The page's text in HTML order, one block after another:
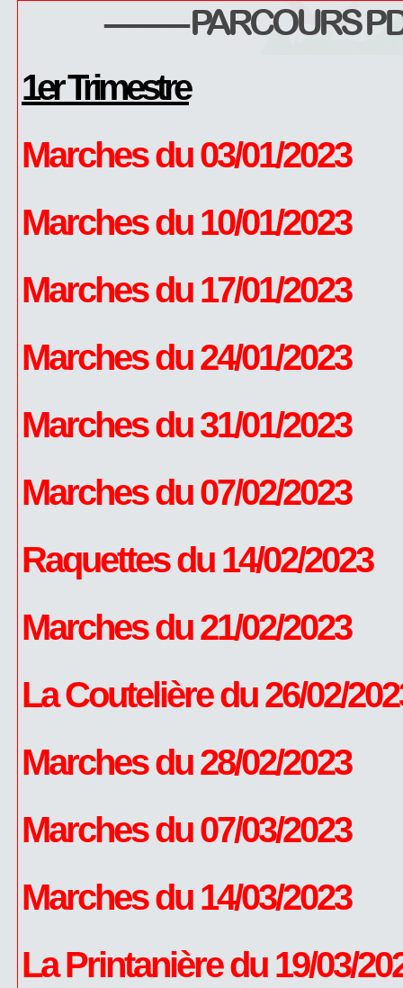
–––––– PARCOURS
1er Trimestre
Marches du 03/01/2023
Marches du 10/01/2023
Marches du 17/01/2023
Marches du 24/01/2023
Marches du 31/01/2023
Marches du 07/02/2023
Raquettes du 14/02/2023
Marches du 21/02/2023
La Coutelière du 26/02/
Marches du 28/02/2023
Marches du 07/03/2023
Marches du 14/03/2023
La Printanière du 19/03/